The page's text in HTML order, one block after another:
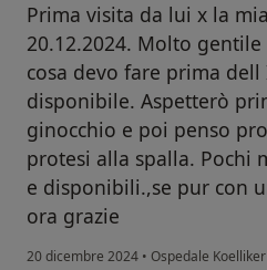
Prima visita da lui x la
20.12.2024. Molto
cosa devo fare prima
disponibile. Aspetterò
ginocchio e poi penso
protesi alla spalla. Pochi
e disponibili.,se pur con
ora grazie
20 dicembre 2024 • Ospedale Koelliker